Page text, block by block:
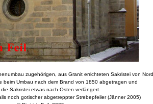
zugehörigen, aus Granit errichteten Sakristei von
beim Umbau nach dem Brand von 1850 abgetragen und
Sakristei etwas nach Osten verlängert.
noch gotischer abgetreppter Strebepfeiler (Jänner 2005)